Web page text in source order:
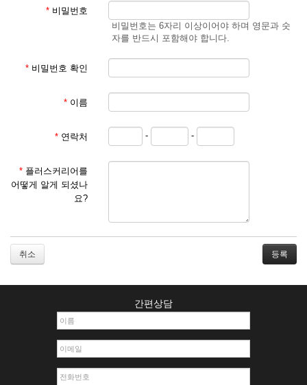
동의한 것으로 간주됩니다.
제3조 (약관의 외 준칙)
기타 관계법령의 규정에 따릅니다.
① 서비스 이용계약은 서비스 이용 희망자가 본 약관에 동의
가 이를 심사, 승낙함으로써 성립하며, 회사는 신청자의 실
명 확인 절차를 밟을 수 있습니다.
② 회원가입시 입력한 ID는 변경할 수 없으며, 회원 1인당 한
개의 ID가 발급됩니다. 부득이한 경우로 인해 변경하고자 하
을 거절하거나 취소할 수 있으며, 실명으로 등록하지 않은
2. 개인정보를 허위로 기재하여 신청할 경우
3. 경쟁 관게에 있는 이용자가 신청할 경우
4. 타인의 서비스 이용을 방해하거나, 정보를 도용한 경우
6. 이용자가 영업활동 또는 부정한 용도로 본 서비스를 이용
7. 회사의 정보를 사전 승낙 없이 전재, 변조, 복사하여 이용
* 비밀번호
비밀번호는 6자리 이상이어야 하며 영문과 숫
자를 반드시 포함해야 합니다.
* 비밀번호 확인
* 이름
* 연락처 - -
* 플러스커리어를
어떻게 알게 되셨나
요?
취소
간편상담